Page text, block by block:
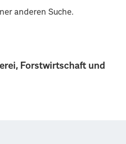
Forstwirtschaft und
anderen Suche.